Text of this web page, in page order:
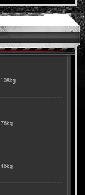
108kg
76kg
46kg